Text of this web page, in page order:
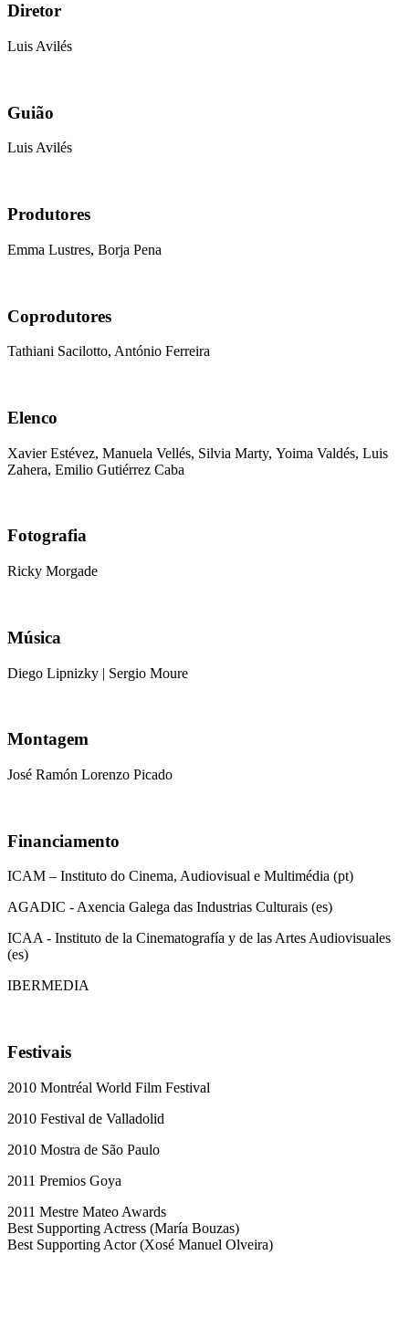
Diretor
Luis Avilés
Guião
Luis Avilés
Produtores
Emma Lustres, Borja Pena
Coprodutores
Tathiani Sacilotto, António Ferreira
Elenco
Xavier Estévez, Manuela Vellés, Silvia Marty, Yoima Valdés, Luis
Zahera, Emilio Gutiérrez Caba
Fotografia
Ricky Morgade
Música
Diego Lipnizky | Sergio Moure
Montagem
José Ramón Lorenzo Picado
Financiamento
ICAM – Instituto do Cinema, Audiovisual e Multimédia (pt)
AGADIC - Axencia Galega das Industrias Culturais (es)
ICAA - Instituto de la Cinematografía y de las Artes Audiovisuales
(es)
IBERMEDIA
Festivais
2010 Montréal World Film Festival
2010 Festival de Valladolid
2010 Mostra de São Paulo
2011 Premios Goya
2011 Mestre Mateo Awards
Best Supporting Actress (María Bouzas)
Best Supporting Actor (Xosé Manuel Olveira)